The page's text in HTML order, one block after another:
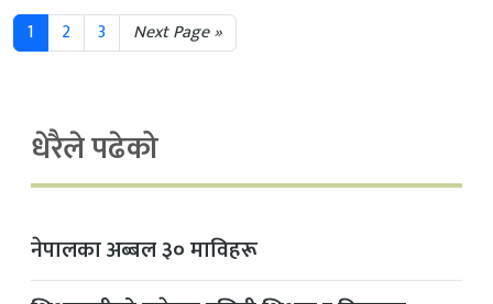
1 2 3 Next Page »
धेरैले पढेको
नेपालका अब्बल ३० माविहरू